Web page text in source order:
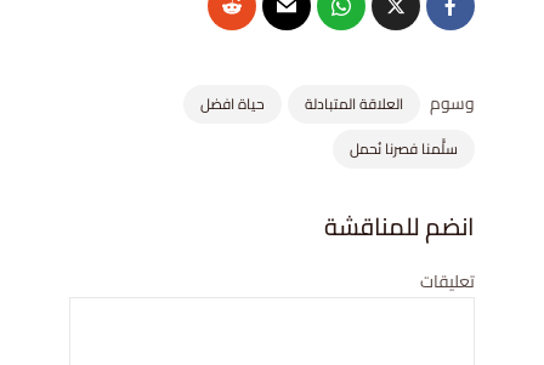
وسوم العلاقة المتبادلة
حياة افضل
سلًّمنا فصرنا نُحمل
انضم للمناقشة
تعليقات